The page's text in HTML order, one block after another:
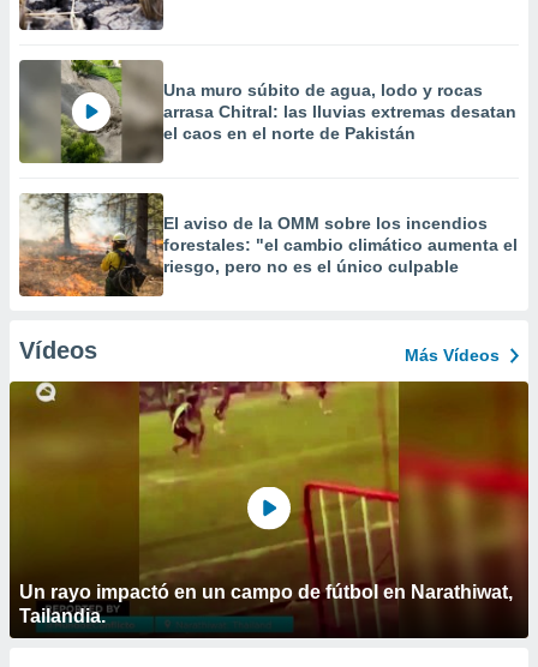
Una muro súbito de agua, lodo y rocas
arrasa Chitral: las lluvias extremas desatan
el caos en el norte de Pakistán
El aviso de la OMM sobre los incendios
forestales: "el cambio climático aumenta el
riesgo, pero no es el único culpable
Vídeos Más Vídeos
Un rayo impactó en un campo de fútbol en Narathiwat,
Tailandia.